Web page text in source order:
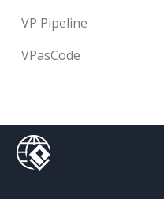
VP Pipeline
VPasCode